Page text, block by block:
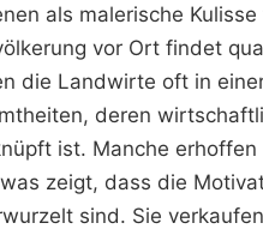
als malerische
vor Ort findet
die Landwirte oft in
deren
ist. Manche
zeigt, dass die
sind. Sie